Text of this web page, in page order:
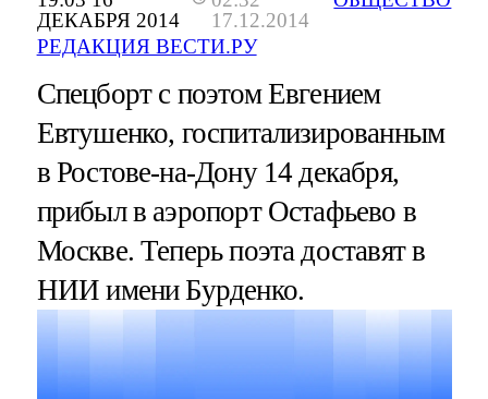
ДЕКАБРЯ 2014
17.12.2014
РЕДАКЦИЯ ВЕСТИ.РУ
Спецборт с поэтом Евгением
Евтушенко, госпитализированным
в Ростове-на-Дону 14 декабря,
прибыл в аэропорт Остафьево в
Москве. Теперь поэта доставят в
НИИ имени Бурденко.